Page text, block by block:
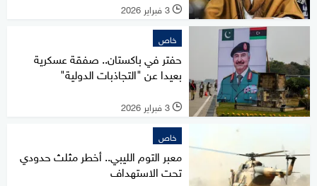
l 3 فبراير 2026
خاص
حفتر في باكستان.. صفقة عسكرية
بعيدا عن "التجاذبات الدولية"
l 3 فبراير 2026
خاص
معبر التوم الليبي.. أخطر مثلث حدودي
تحت الاستهداف